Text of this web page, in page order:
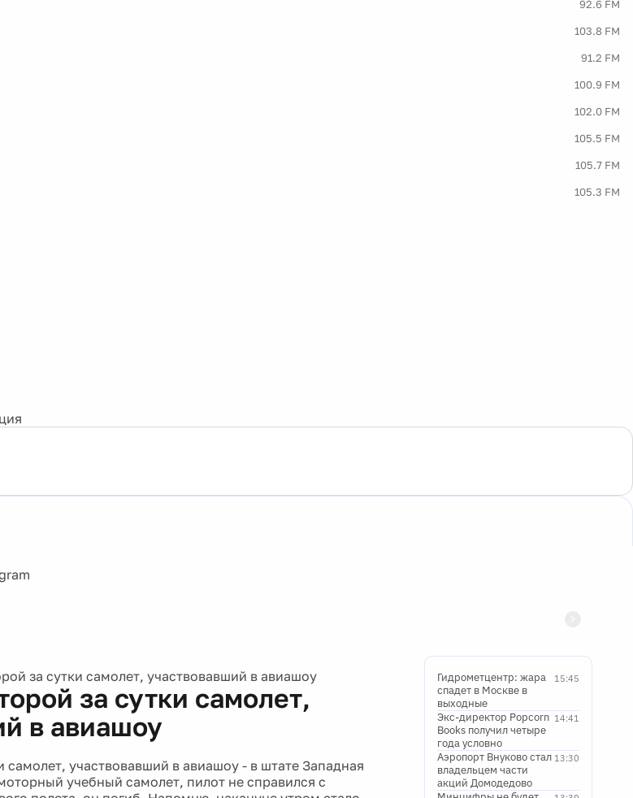
92.6 FM
103.8 FM
91.2 FM
100.9 FM
102.0 FM
105.5 FM
105.7 FM
105.3 FM
за сутки самолет, участвовавший в авиашоу
за сутки самолет,
в авиашоу
участвовавший в авиашоу - в штате Западная
учебный самолет, пилот не справился с
15:45
Гидрометцентр: жара
спадет в Москве в
выходные
14:41
Экс-директор Popcorn
Books получил четыре
года условно
13:30
Аэропорт Внуково стал
владельцем части
акций Домодедово